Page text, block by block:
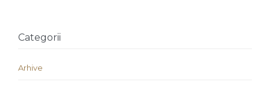
Categorii
Arhive